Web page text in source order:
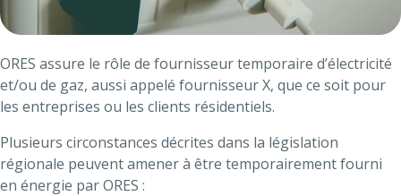
ORES assure le rôle de fournisseur temporaire d’électricité
et/ou de gaz, aussi appelé fournisseur X, que ce soit pour
les entreprises ou les clients résidentiels.
Plusieurs circonstances décrites dans la législation
régionale peuvent amener à être temporairement fourni
en énergie par ORES :